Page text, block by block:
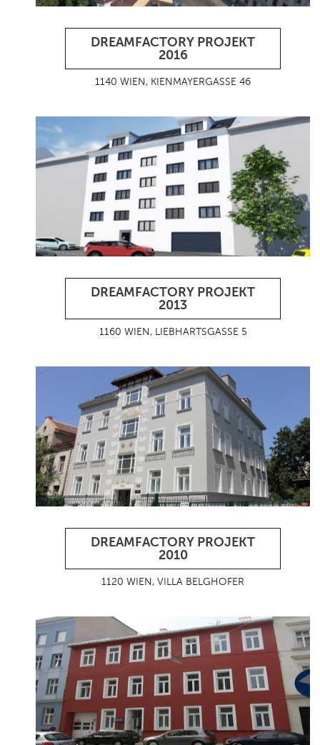
DREAMFACTORY PROJEKT
2016
1140 WIEN, KIENMAYERGASSE 46
DREAMFACTORY PROJEKT
2013
1160 WIEN, LIEBHARTSGASSE 5
DREAMFACTORY PROJEKT
2010
1120 WIEN, VILLA BELGHOFER